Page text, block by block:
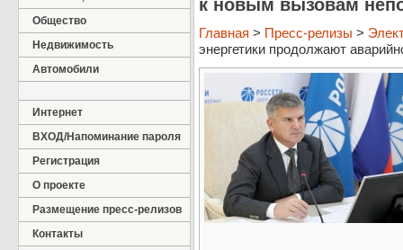
Общество
Недвижимость
Автомобили
Интернет
ВХОД/Напоминание пароля
Регистрация
О проекте
Размещение пресс-релизов
Контакты
к новым вызовам
Главная > Пресс-релизы >
энергетики продолжают